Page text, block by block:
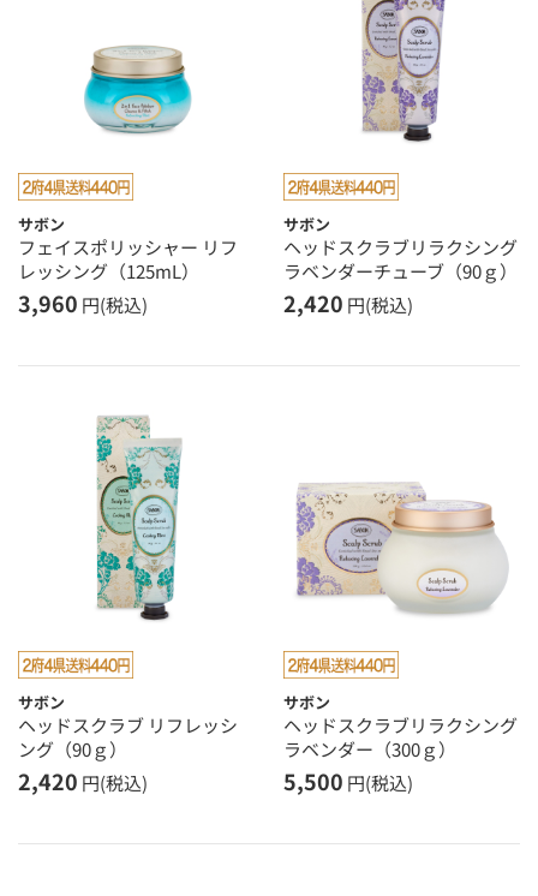
サボン
フェイスポリッシャー リフ
レッシング（125mL）
3,960 円(税込)
サボン
ヘッドスクラブリラクシング
ラベンダーチューブ（90ｇ）
2,420 円(税込)
サボン
ヘッドスクラブ リフレッシ
ング（90ｇ）
2,420 円(税込)
サボン
ヘッドスクラブリラクシング
ラベンダー（300ｇ）
5,500 円(税込)